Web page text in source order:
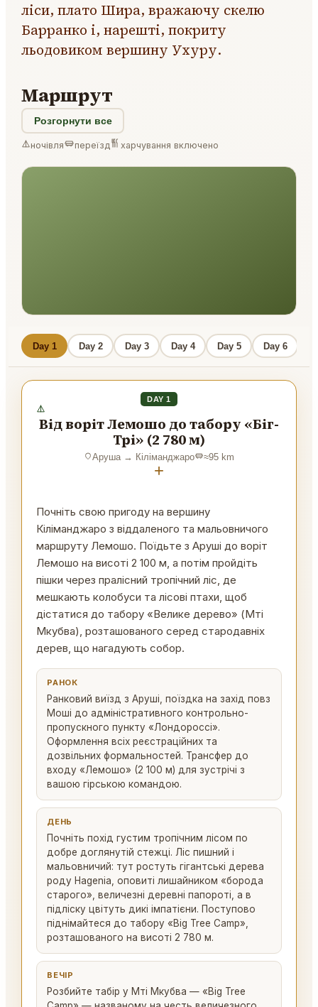
ліси, плато Шира, вражаючу скелю
Барранко і, нарешті, покриту
льодовиком вершину Ухуру.
Маршрут
Розгорнути все
ночівля переїзд харчування включено
Day 1 Day 2 Day 3 Day 4 Day 5 Day 6
DAY 1
Від воріт Лемошо до табору «Біг-
Трі» (2 780 м)
Аруша→ Кіліманджаро ≈95 km
+
Почніть свою пригоду на вершину
Кіліманджаро з віддаленого та мальовничого
маршруту Лемошо. Поїдьте з Аруші до воріт
Лемошо на висоті 2 100 м, а потім пройдіть
пішки через пралісний тропічний ліс, де
мешкають колобуси та лісові птахи, щоб
дістатися до табору «Велике дерево» (Мті
Мкубва), розташованого серед стародавніх
дерев, що нагадують собор.
РАНОК
Ранковий виїзд з Аруші, поїздка на захід повз
Моші до адміністративного контрольно-
пропускного пункту «Лондороссі».
Оформлення всіх реєстраційних та
дозвільних формальностей. Трансфер до
входу «Лемошо» (2 100 м) для зустрічі з
вашою гірською командою.
ДЕНЬ
Почніть похід густим тропічним лісом по
добре доглянутій стежці. Ліс пишний і
мальовничий: тут ростуть гігантські дерева
роду Hagenia, оповиті лишайником «борода
старого», величезні деревні папороті, а в
підліску цвітуть дикі імпатієни. Поступово
піднімайтеся до табору «Big Tree Camp»,
розташованого на висоті 2 780 м.
ВЕЧІР
Розбийте табір у Мті Мкубва — «Big Tree